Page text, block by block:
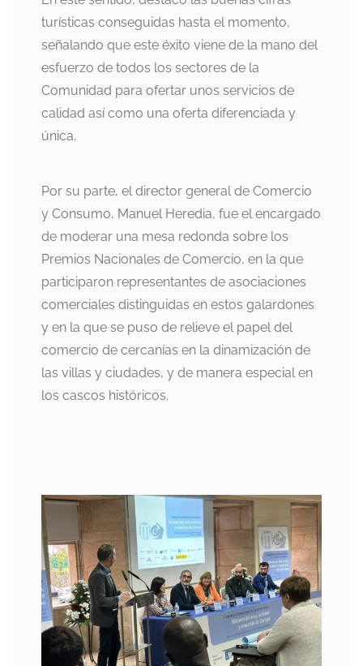
turísticas conseguidas hasta el momento,
señalando que este éxito viene de la mano del
esfuerzo de todos los sectores de la
Comunidad para ofertar unos servicios de
calidad así como una oferta diferenciada y
única.
Por su parte, el director general de Comercio
y Consumo, Manuel Heredia, fue el encargado
de moderar una mesa redonda sobre los
Premios Nacionales de Comercio, en la que
participaron representantes de asociaciones
comerciales distinguidas en estos galardones
y en la que se puso de relieve el papel del
comercio de cercanías en la dinamización de
las villas y ciudades, y de manera especial en
los cascos históricos.